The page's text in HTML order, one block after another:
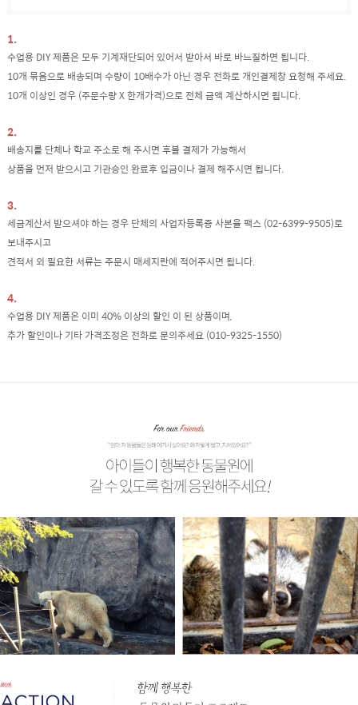
1.
수업용 DIY 제품은 모두 기계재단되어 있어서 받아서 바로 바느질하면 됩니다.
10개 묶음으로 배송되며 수량이 10배수가 아닌 경우 전화로 개인결제창 요청해 주세요.
10개 이상인 경우 (주문수량 X 한개가격)으로 전체 금액 계산하시면 됩니다.
2.
배송지를 단체나 학교 주소로 해 주시면 후불 결제가 가능해서
상품을 먼저 받으시고 기관승인 완료후 입금이나 결제 해주시면 됩니다.
3.
세금계산서 받으셔야 하는 경우 단체의 사업자등록증 사본을 팩스 (02-6399-9505)로
보내주시고
견적서 외 필요한 서류는 주문시 매세지란에 적어주시면 됩니다.
4.
수업용 DIY 제품은 이미 40% 이상의 할인 이 된 상품이며,
추가 할인이나 기타 가격조정은 전화로 문의주세요 (010-9325-1550)